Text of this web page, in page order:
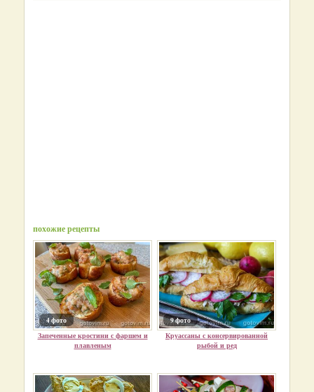
похожие рецепты
4 фото
Запеченные кростини с фаршем и
плавленым
9 фото
Круассаны с консервированной
рыбой и ред